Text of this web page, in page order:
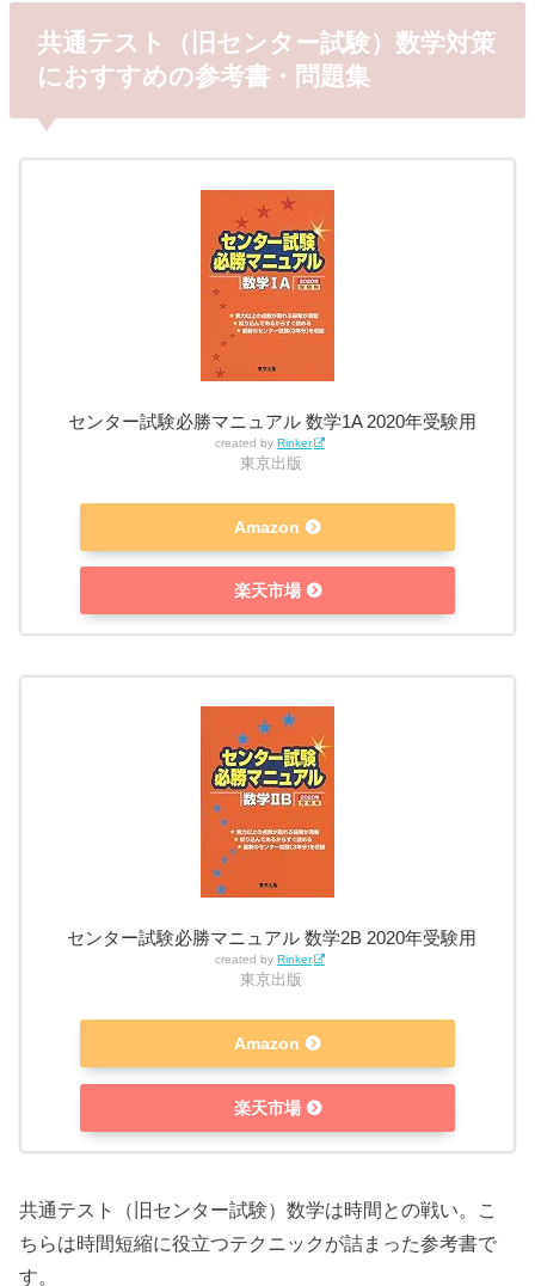
共通テスト（旧センター試験）数学対策
におすすめの参考書・問題集
センター試験必勝マニュアル 数学1A 2020年受験用
created by Rinker
東京出版
Amazon
楽天市場
センター試験必勝マニュアル 数学2B 2020年受験用
created by Rinker
東京出版
Amazon
楽天市場
共通テスト（旧センター試験）数学は時間との戦い。こ
ちらは時間短縮に役立つテクニックが詰まった参考書で
す。